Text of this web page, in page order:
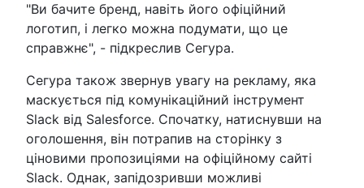
"Ви бачите бренд, навіть його офіційний
логотип, і легко можна подумати, що це
справжнє", - підкреслив Сегура.
Сегура також звернув увагу на рекламу, яка
маскується під комунікаційний інструмент
Slack від Salesforce. Спочатку, натиснувши на
оголошення, він потрапив на сторінку з
ціновими пропозиціями на офіційному сайті
Slack. Однак, запідозривши можливі